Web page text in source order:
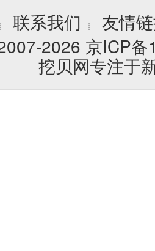
┊ 联系我们 ┊
友情
2026 京ICP
挖贝网专注于